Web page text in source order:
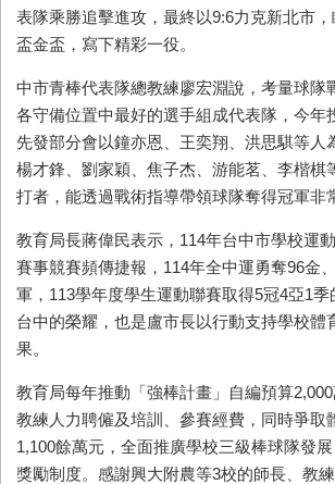
表隊乘勝追擊進攻，最終以9:6力克新北市
盃金盃，寫下精彩一役。
中市青棒代表隊總教練廖宏淵說，考量球隊
各守備位置中最好的選手組成代表隊，今年
先發部分會以鐘亦恩、王奕翔、洪思騏等人
楊才鋒、劉家穎、焦子杰、游能茗、李楷棋
打者，能透過戰術指導帶領球隊奪得冠軍非
教育局長蔣偉民表示，114年台中市學校運
賽事競賽頻傳捷報，114年全中運勇奪96金
軍，113學年度學生運動聯賽取得5冠4亞1
台中的榮耀，也是盧市長以行動支持學校體
果。
教育局每年推動「強棒計畫」自編預算
教練人力聘僱及培訓、參賽經費，同時爭取
1,100餘萬元，全面推廣學校三級棒球隊發
獎勵制度。感謝興大附農等3校的師長、教